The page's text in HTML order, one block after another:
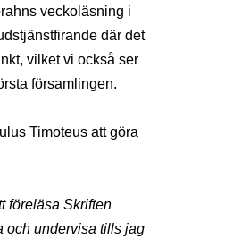
veckoläsning i
där det
vilket vi också ser
församlingen.
Timoteus att göra
föreläsa Skriften
och undervisa tills jag